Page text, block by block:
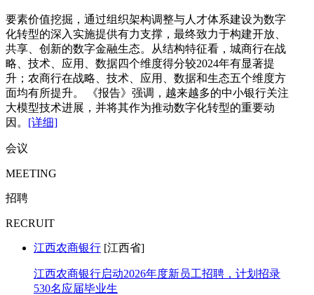
要素价值挖掘，通过组织架构调整与人才体系建设为数字
化转型的深入实施提供有力支撑，最终致力于构建开放、
共享、创新的数字金融生态。从结构特征看，城商行在战
略、技术、应用、数据四个维度得分较2024年有显著提
升；农商行在战略、技术、应用、数据和生态五个维度方
面均有所提升。 《报告》强调，越来越多的中小银行关注
大模型技术进展，并将其作为推动数字化转型的重要动
因。 [详细]
会议
MEETING
招聘
RECRUIT
江西农商银行 [江西省]
江西农商银行启动2026年度新员工招聘，计划招录
530名应届毕业生